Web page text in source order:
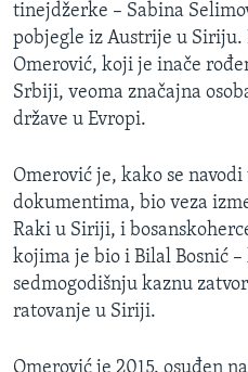
tinejdžerke – Sabina
pobjegle iz Austrije u Siriju.
Omerović, koji je inače
Srbiji, veoma značajna
države u Evropi.
Omerović je, kako se
dokumentima, bio veza
Raki u Siriji, i
kojima je bio i Bilal Bosnić
sedmogodišnju kaznu
ratovanje u Siriji.